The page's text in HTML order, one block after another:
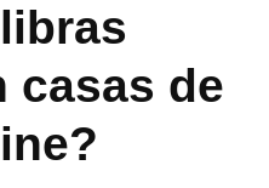
casas de